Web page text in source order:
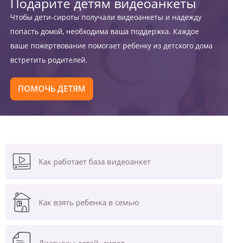
Чтобы дети-сироты получали видеоанкеты и надежду
попасть домой, необходима ваша поддержка. Каждое
ваше пожертвование помогает ребенку из детского дома
встретить родителей.
ПОМОЧЬ ДЕТЯМ
Как работает база видеоанкет
Как взять ребенка в семью